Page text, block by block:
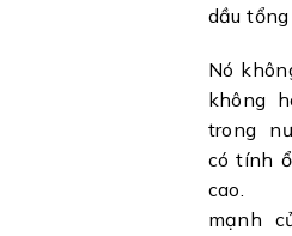
dầu
Nó
không
trong
có tính
cao.
mạnh